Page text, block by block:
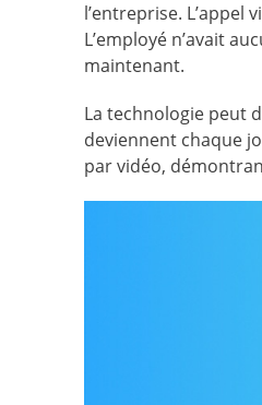
l’entreprise. L’appel
L’employé n’avait
maintenant.
La technologie peut
deviennent chaque
par vidéo,